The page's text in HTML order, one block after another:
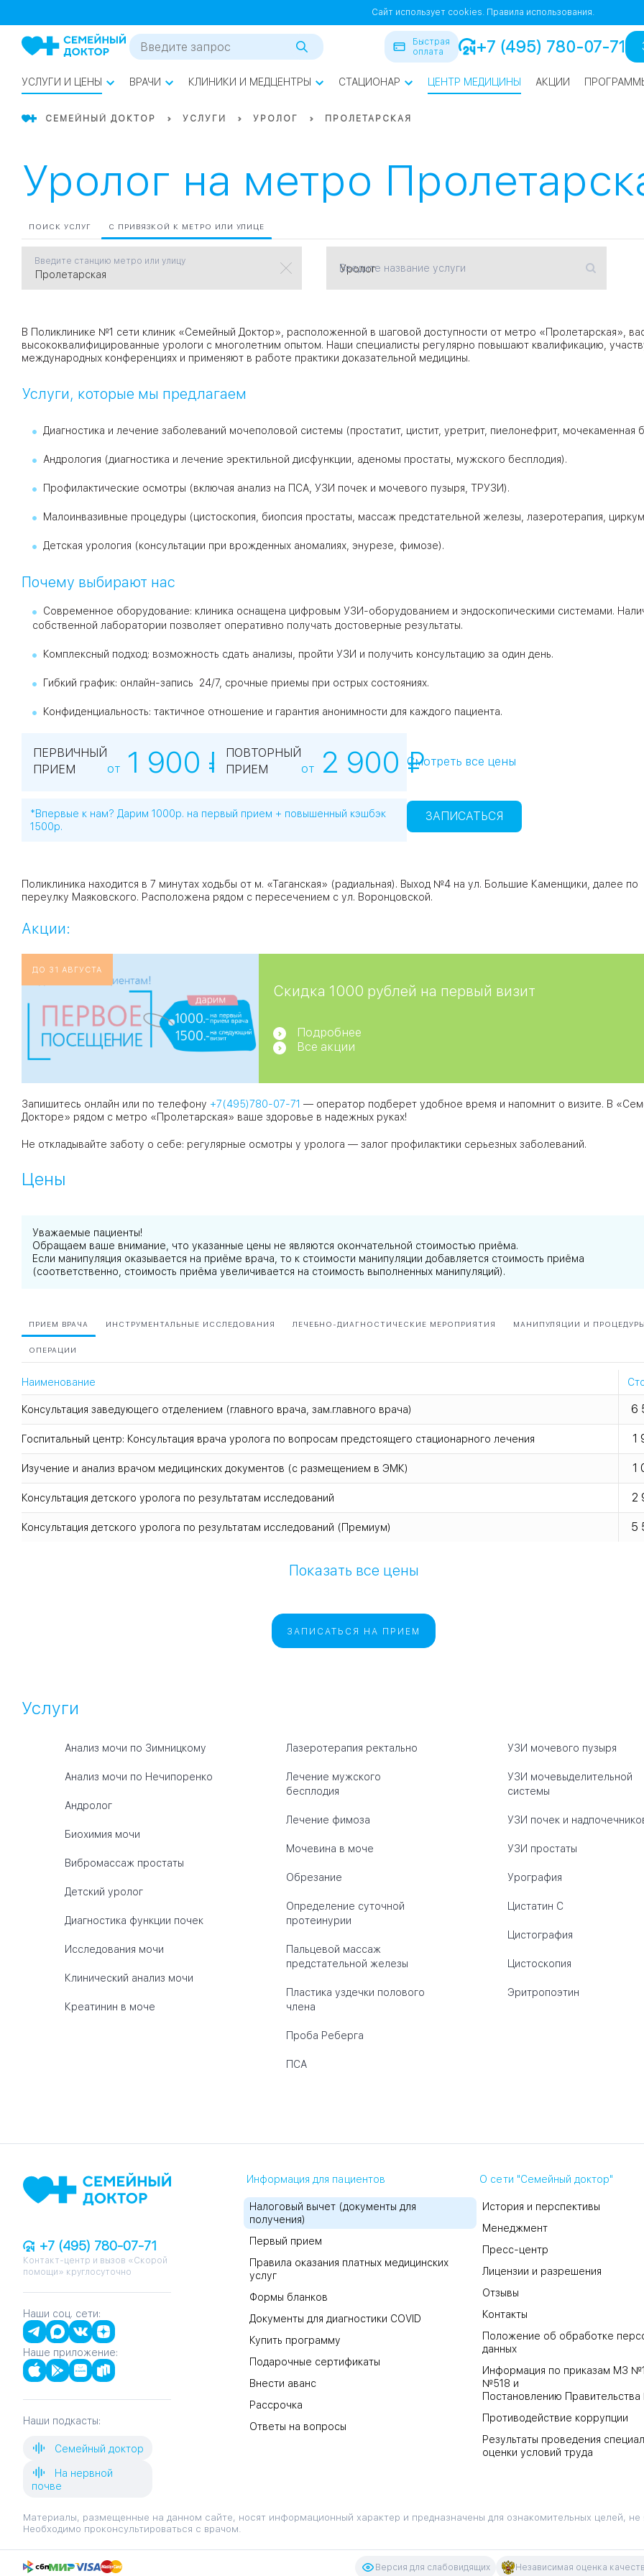
СВАО
ЗАО
ЦАО
01
06
08
09
17
Проспект Мира
Шипиловская
Академическая
Университет
Таганская
Академика
поле
Сайт использует cookies. Правила использования.
Быстрая
оплата
+7 (495) 780-07-71
УСЛУГИ И ЦЕНЫ ВРАЧИ КЛИНИКИ И МЕДЦЕНТРЫ СТАЦИОНАР ЦЕНТР МЕДИЦИНЫ АКЦИИ
СЕМЕЙНЫЙ ДОКТОР УСЛУГИ УРОЛОГ ПРОЛЕТАРСКАЯ
Уролог на метро
ПОИСК УСЛУГ С ПРИВЯЗКОЙ К МЕТРО ИЛИ УЛИЦЕ
Введите станцию метро или улицу
Введите название услуги
В Поликлинике №1 сети клиник «Семейный Доктор», расположенной в шаговой доступности от метро «Пролетарская»,
высококвалифицированные урологи с многолетним опытом. Наши специалисты регулярно повышают квалификацию,
международных конференциях и применяют в работе практики доказательной медицины.
Услуги, которые мы предлагаем
Диагностика и лечение заболеваний мочеполовой системы (простатит, цистит, уретрит, пиелонефрит, мочекаменная
Андрология (диагностика и лечение эректильной дисфункции, аденомы простаты, мужского бесплодия).
Профилактические осмотры (включая анализ на ПСА, УЗИ почек и мочевого пузыря, ТРУЗИ).
Малоинвазивные процедуры (цистоскопия, биопсия простаты, массаж предстательной железы, лазеротерапия,
Детская урология (консультации при врожденных аномалиях, энурезе, фимозе).
Почему выбирают нас
Современное оборудование: клиника оснащена цифровым УЗИ-оборудованием и эндоскопическими системами.
собственной лаборатории позволяет оперативно получать достоверные результаты.
Комплексный подход: возможность сдать анализы, пройти УЗИ и получить консультацию за один день.
Гибкий график: онлайн-запись 24/7, срочные приемы при острых состояниях.
Конфиденциальность: тактичное отношение и гарантия анонимности для каждого пациента.
ПЕРВИЧНЫЙ
ПРИЕМ
от 1 900 ₽*ПОВТОРНЫЙ
ПРИЕМ
от 2 900 ₽
*Впервые к нам? Дарим 1000р. на первый прием + повышенный кэшбэк
1500р.
Смотреть все цены
ЗАПИСАТЬСЯ
Поликлиника находится в 7 минутах ходьбы от м. «Таганская» (радиальная). Выход №4 на ул. Большие Каменщики, далее по
переулку Маяковского. Расположена рядом с пересечением с ул. Воронцовской.
Акции:
ДО 31 АВГУСТА
Скидка 1000 рублей на первый визит
Подробнее
Все акции
Запишитесь онлайн или по телефону +7(495)780-07-71 — оператор подберет удобное время и напомнит о визите. В
Докторе» рядом с метро «Пролетарская» ваше здоровье в надежных руках!
Не откладывайте заботу о себе: регулярные осмотры у уролога — залог профилактики серьезных заболеваний.
Цены
Уважаемые пациенты!
Обращаем ваше внимание, что указанные цены не являются окончательной стоимостью приёма.
Если манипуляция оказывается на приёме врача, то к стоимости манипуляции добавляется стоимость приёма
(соответственно, стоимость приёма увеличивается на стоимость выполненных манипуляций).
ПРИЕМ ВРАЧА ИНСТРУМЕНТАЛЬНЫЕ ИССЛЕДОВАНИЯ ЛЕЧЕБНО-ДИАГНОСТИЧЕСКИЕ МЕРОПРИЯТИЯ МАНИПУЛЯЦИИ И ПРОЦЕДУРЫ
ОПЕРАЦИИ
Наименование
Консультация заведующего отделением (главного врача, зам.главного врача) 6
Госпитальный центр: Консультация врача уролога по вопросам предстоящего стационарного лечения 1
Изучение и анализ врачом медицинских документов (с размещением в ЭМК) 1
Консультация детского уролога по результатам исследований 2
Консультация детского уролога по результатам исследований (Премиум) 5
Показать все цены
ЗАПИСАТЬСЯ НА ПРИЕМ
Услуги
Анализ мочи по Зимницкому
Анализ мочи по Нечипоренко
Андролог
Биохимия мочи
Вибромассаж простаты
Детский уролог
Диагностика функции почек
Исследования мочи
Клинический анализ мочи
Креатинин в моче
Лазеротерапия ректально
Лечение мужского
бесплодия
Лечение фимоза
Мочевина в моче
Обрезание
Определение суточной
протеинурии
Пальцевой массаж
предстательной железы
Пластика уздечки полового
члена
Проба Реберга
ПСА
УЗИ мочевого пузыря
УЗИ мочевыделительной
системы
УЗИ почек и
УЗИ простаты
Урография
Цистатин C
Цистография
Цистоскопия
Эритропоэтин
+7 (495) 780-07-71
Контакт-центр и вызов «Скорой
помощи» круглосуточно
Наши соц. сети:
Наше приложение:
Наши подкасты:
Семейный доктор
На нервной
почве
Информация для пациентов
Налоговый вычет (документы для
получения)
Первый прием
Правила оказания платных медицинских
услуг
Формы бланков
Документы для диагностики COVID
Купить программу
Подарочные сертификаты
Внести аванс
Рассрочка
Ответы на вопросы
О сети "Семейный доктор"
История и перспективы
Менеджмент
Пресс-центр
Лицензии и разрешения
Отзывы
Контакты
Положение об обработке
данных
Информация по приказам МЗ
№518 и
Постановлению
Противодействие коррупции
Результаты проведения
оценки условий труда
Материалы, размещенные на данном сайте, носят информационный характер и предназначены для ознакомительных целей,
Необходимо проконсультироваться с врачом.
Версия для слабовидящих Независимая оценка